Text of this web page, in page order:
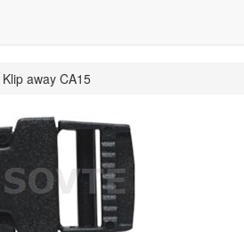
Klip away CA15